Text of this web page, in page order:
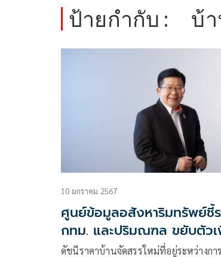
ป้ายกำกับ : บ้
10 มกราคม 2567
ศูนย์ข้อมูลอสังหาริมทรัพย์ชี้ร
กทม. และปริมณฑล ขยับตัว
ดัชนีราคาบ้านจัดสรรใหม่ที่อยู่ระหว่างกา